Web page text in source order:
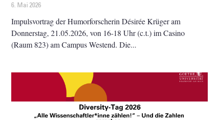
6. Mai 2026
Impulsvortrag der Humorforscherin Désirée Krüger am
Donnerstag, 21.05.2026, von 16-18 Uhr (c.t.) im Casino
(Raum 823) am Campus Westend. Die